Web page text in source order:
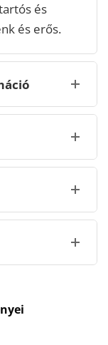
és
és erős.